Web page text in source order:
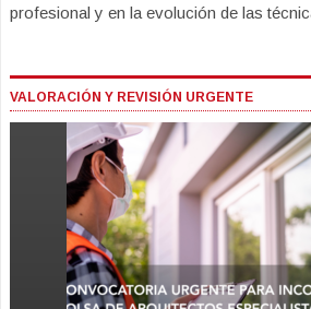
profesional y en la evolución de las
VALORACIÓN Y REVISIÓN URGENTE